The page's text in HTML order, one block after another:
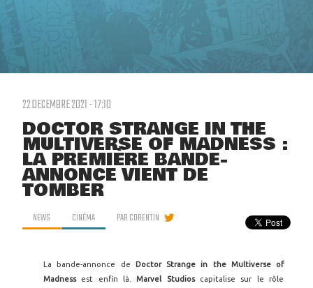
22 DECEMBRE 2021 - 17:10
DOCTOR STRANGE IN THE
MULTIVERSE OF MADNESS :
LA PREMIÈRE BANDE-
ANNONCE VIENT DE
TOMBER
NEWS CINÉMA PARCORENTIN
La bande-annonce de
Doctor Strange in the Multiverse of
Madnessest enfin là.Marvel Studioscapitalise sur le rôle